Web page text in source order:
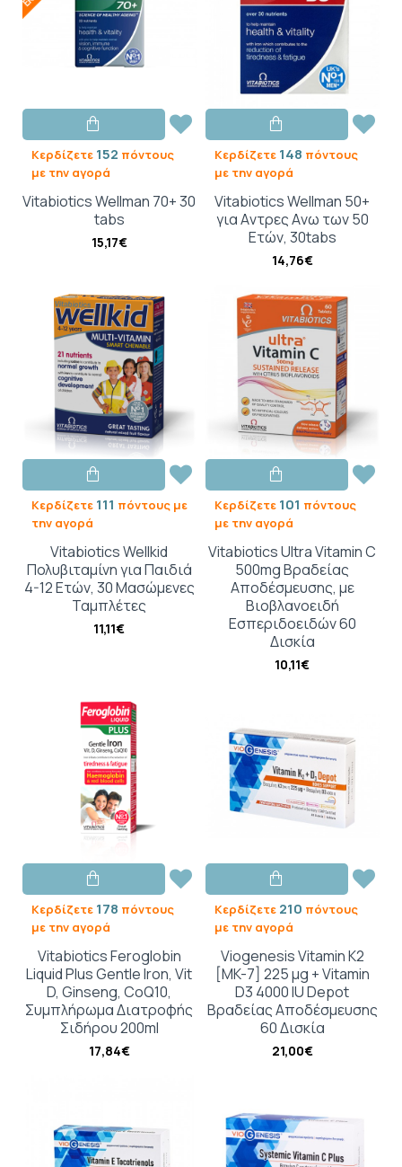
Κερδίζετε 152 πόντους
με την αγορά
Vitabiotics Wellman 70+ 30
tabs
15,17€
Κερδίζετε 148 πόντους
με την αγορά
Vitabiotics Wellman 50+
για Aντρες Aνω των 50
Eτών, 30tabs
14,76€
Κερδίζετε 111 πόντους με
την αγορά
Vitabiotics Wellkid
Πολυβιταμίνη για Παιδιά
4-12 Ετών, 30 Μασώμενες
Ταμπλέτες
11,11€
Κερδίζετε 101 πόντους
με την αγορά
Vitabiotics Ultra Vitamin C
500mg Βραδείας
Αποδέσμευσης, με
Βιοβλανοειδή
Εσπεριδοειδών 60
Δισκία
10,11€
Κερδίζετε 178 πόντους
με την αγορά
Vitabiotics Feroglobin
Liquid Plus Gentle Iron, Vit
D, Ginseng, CoQ10,
Συμπλήρωμα Διατροφής
Σιδήρου 200ml
17,84€
Κερδίζετε 210 πόντους
με την αγορά
Viogenesis Vitamin K2
[MK-7] 225 μg + Vitamin
D3 4000 IU Depot
Βραδείας Αποδέσμευσης
60 Δισκία
21,00€